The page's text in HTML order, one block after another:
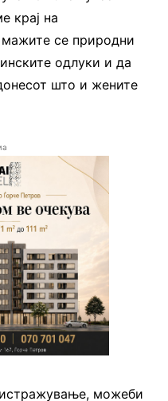
крај на
се природни
одлуки и да
што и жените
можеби